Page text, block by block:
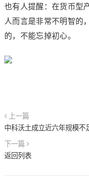
也有人提醒：在货币型
人而言是非常不明智的
的，不能忘掉初心。
上一篇
中科沃土成立近六年规模
下一篇
返回列表